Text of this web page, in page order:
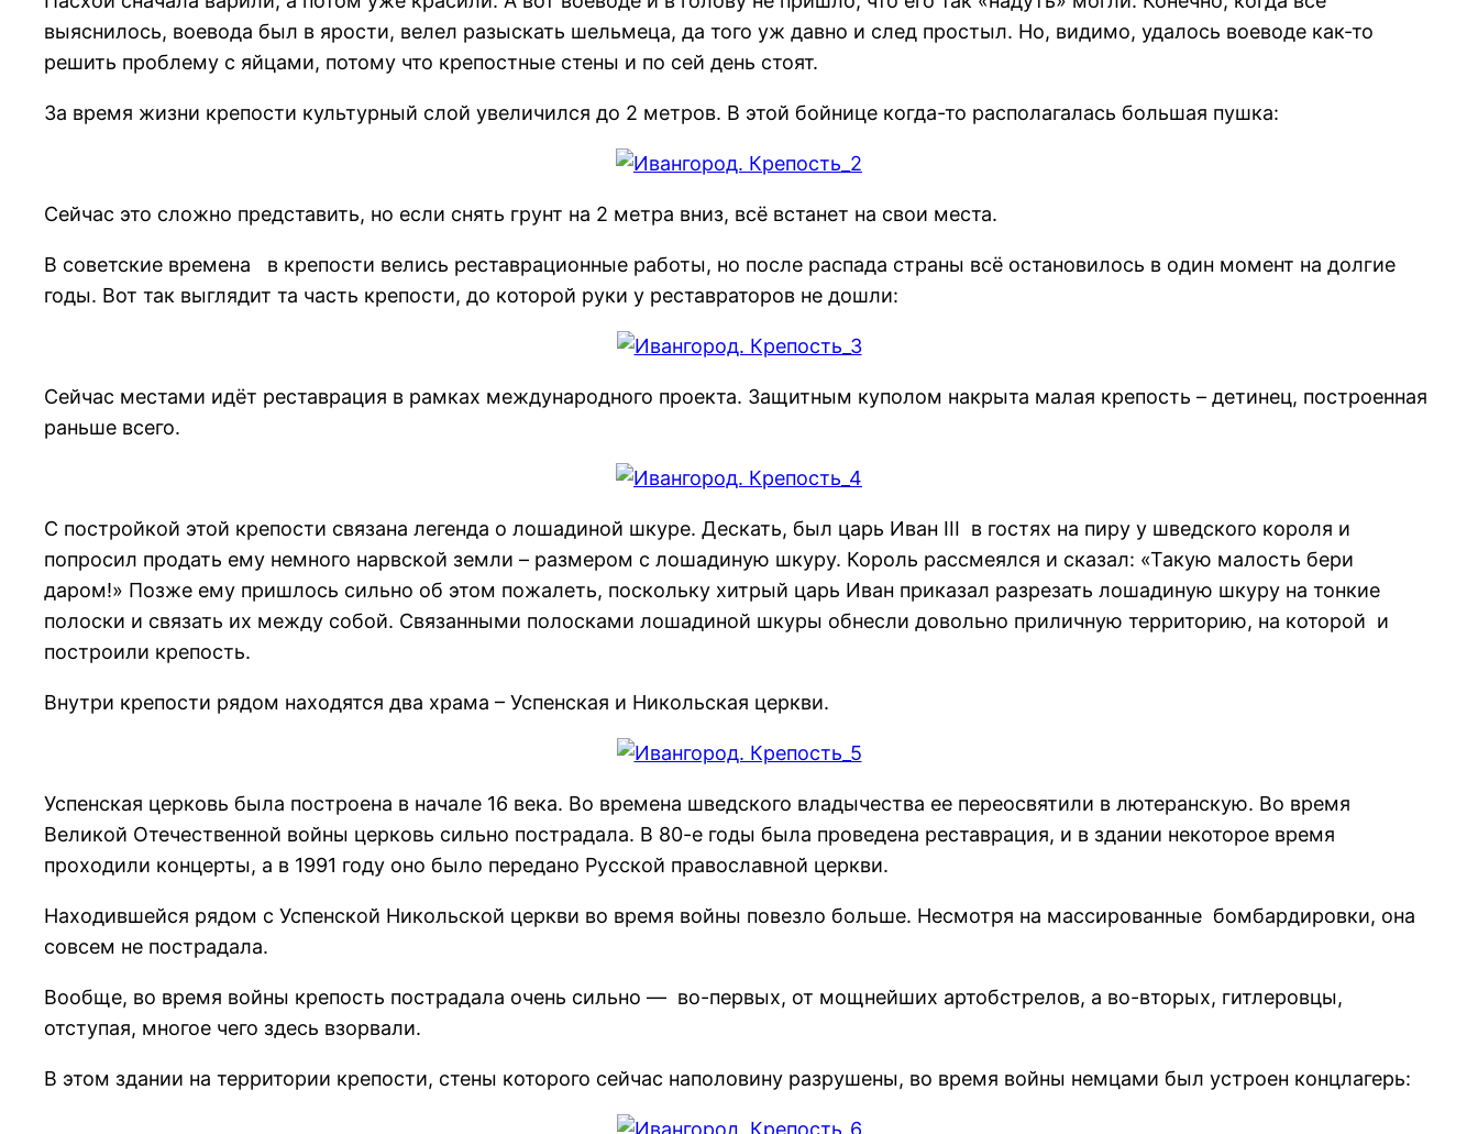
выяснилось, воевода был в ярости, велел разыскать шельмеца, да того уж давно и след простыл. Но, видимо, удалось воеводе как-то
решить проблему с яйцами, потому что крепостные стены и по сей день стоят.
За время жизни крепости культурный слой увеличился до 2 метров. В этой бойнице когда-то располагалась большая пушка:
Сейчас это сложно представить, но если снять грунт на 2 метра вниз, всё встанет на свои места.
В советские времена в крепости велись реставрационные работы, но после распада страны всё остановилось в один момент на долгие
годы. Вот так выглядит та часть крепости, до которой руки у реставраторов не дошли:
Сейчас местами идёт реставрация в рамках международного проекта. Защитным куполом накрыта малая крепость – детинец, построенная
раньше всего.
С постройкой этой крепости связана легенда о лошадиной шкуре. Дескать, был царь Иван III в гостях на пиру у шведского короля и
попросил продать ему немного нарвской земли – размером с лошадиную шкуру. Король рассмеялся и сказал: «Такую малость бери
даром!» Позже ему пришлось сильно об этом пожалеть, поскольку хитрый царь Иван приказал разрезать лошадиную шкуру на тонкие
полоски и связать их между собой. Связанными полосками лошадиной шкуры обнесли довольно приличную территорию, на которой и
построили крепость.
Внутри крепости рядом находятся два храма – Успенская и Никольская церкви.
Успенская церковь была построена в начале 16 века. Во времена шведского владычества ее переосвятили в лютеранскую. Во время
Великой Отечественной войны церковь сильно пострадала. В 80-е годы была проведена реставрация, и в здании некоторое время
проходили концерты, а в 1991 году оно было передано Русской православной церкви.
Находившейся рядом с Успенской Никольской церкви во время войны повезло больше. Несмотря на массированные бомбардировки, она
совсем не пострадала.
Вообще, во время войны крепость пострадала очень сильно — во-первых, от мощнейших артобстрелов, а во-вторых, гитлеровцы,
отступая, многое чего здесь взорвали.
В этом здании на территории крепости, стены которого сейчас наполовину разрушены, во время войны немцами был устроен концлагерь: